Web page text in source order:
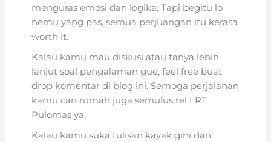
menguras emosi dan logika. Tapi begitu lo
nemu yang pas, semua perjuangan itu kerasa
worth it.
Kalau kamu mau diskusi atau tanya lebih
lanjut soal pengalaman gue, feel free buat
drop komentar di blog ini. Semoga perjalanan
kamu cari rumah juga semulus rel LRT
Pulomas ya.
Kalau kamu suka tulisan kayak gini dan